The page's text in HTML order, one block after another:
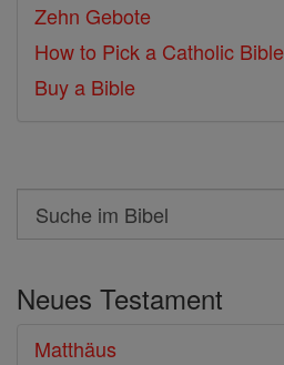
Zehn Gebote
How to Pick a Catholic Bible
Buy a Bible
Search
Suche
Bibel
Neues Testament
Matthäus